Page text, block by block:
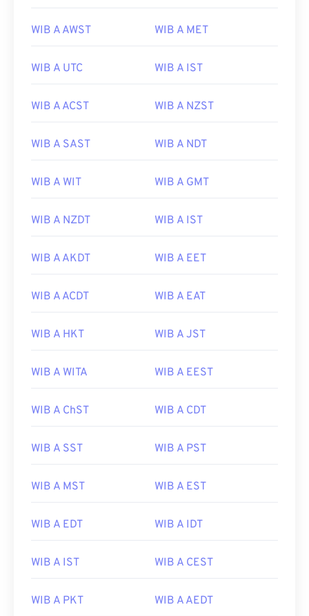
WIB A AWST WIB A MET
WIB A UTC WIB A IST
WIB A ACST WIB A NZST
WIB A SAST WIB A NDT
WIB A WIT WIB A GMT
WIB A NZDT WIB A IST
WIB A AKDT WIB A EET
WIB A ACDT WIB A EAT
WIB A HKT WIB A JST
WIB A WITA WIB A EEST
WIB A ChST WIB A CDT
WIB A SST WIB A PST
WIB A MST WIB A EST
WIB A EDT WIB A IDT
WIB A IST WIB A CEST
WIB A PKT WIB A AEDT